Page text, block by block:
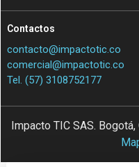
Contactos
contacto@impactotic.co
comercial@impactotic.co
Tel. (57) 3108752177
Impacto TIC SAS.